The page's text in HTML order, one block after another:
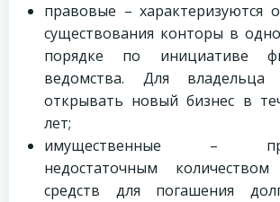
правовые – характеризуются
существования конторы в
порядке по инициативе
ведомства. Для
открывать новый бизнес в
лет;
имущественные –
недостаточным
средств для погашения